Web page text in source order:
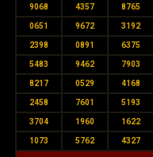
9068 4357 8765
0651 9672 3192
2398 0891 6375
5483 9462 7903
8217 0529 4168
2458 7601 5193
3704 1960 1622
1073 5762 4327